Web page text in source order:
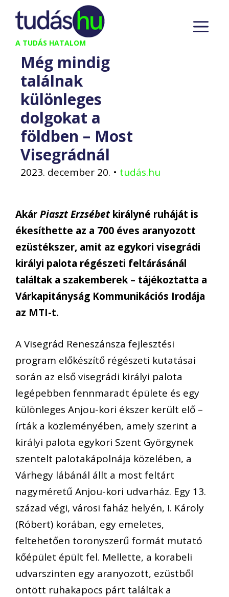
Kilépés
tartalomba
A TUDÁS HATALOM
Még mindig
találnak
különleges
dolgokat a
földben – Most
Visegrádnál
2023. december 20. • tudás.hu
AkárPiaszt Erzsébet királyné ruháját is
ékesíthette az a 700 éves aranyozott
ezüstékszer, amit az egykori visegrádi
királyi palota régészeti feltárásánál
találtak a szakemberek – tájékoztatta a
Várkapitányság Kommunikációs Irodája
az MTI-t.
A Visegrád Reneszánsza fejlesztési
program előkészítő régészeti kutatásai
során az első visegrádi királyi palota
legépebben fennmaradt épülete és egy
különleges Anjou-kori ékszer került elő –
írták a közleményében, amely szerint a
királyi palota egykori Szent Györgynek
szentelt palotakápolnája közelében, a
Várhegy lábánál állt a most feltárt
nagyméretű Anjou-kori udvarház. Egy 13.
század végi, városi faház helyén, I. Károly
(Róbert) korában, egy emeletes,
feltehetően toronyszerű formát mutató
kőépület épült fel. Mellette, a korabeli
udvarszinten egy aranyozott, ezüstből
öntött ruhakapocs párt találtak a